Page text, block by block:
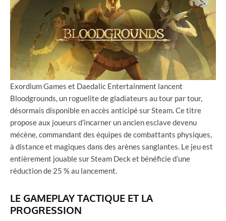
Exordium Games et Daedalic Entertainment lancent
Bloodgrounds, un roguelite de gladiateurs au tour par tour,
désormais disponible en accès anticipé sur Steam. Ce titre
propose aux joueurs d’incarner un ancien esclave devenu
mécène, commandant des équipes de combattants physiques,
à distance et magiques dans des arènes sanglantes. Le jeu est
entièrement jouable sur Steam Deck et bénéficie d’une
réduction de 25 % au lancement.
LE GAMEPLAY TACTIQUE ET LA
PROGRESSION